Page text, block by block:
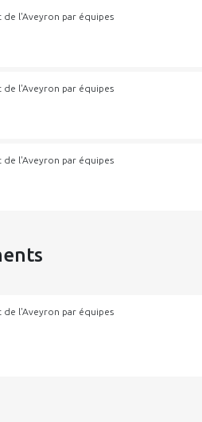
de l'Aveyron par équipes
de l'Aveyron par équipes
de l'Aveyron par équipes
de l'Aveyron par équipes